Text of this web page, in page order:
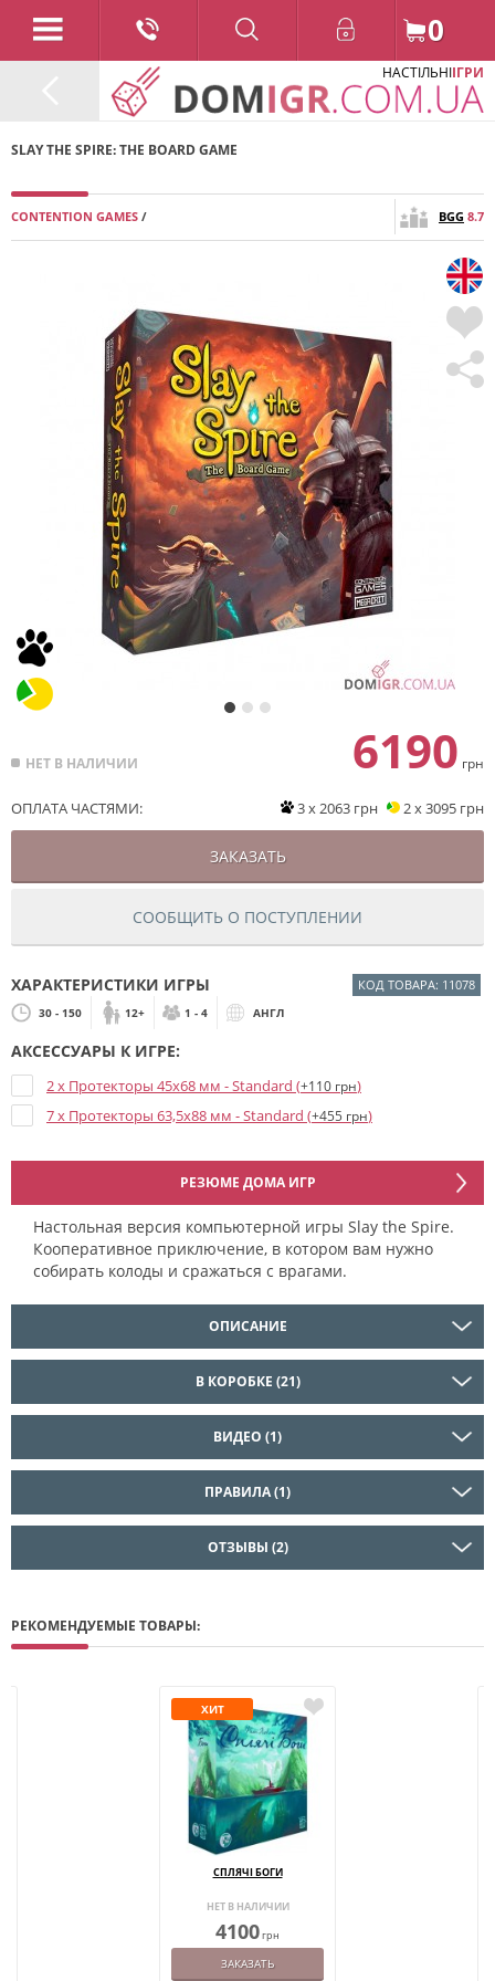
0
НАСТІЛЬНІІГРИ
SLAY THE SPIRE: THE BOARD GAME
CONTENTION GAMES /
2024
BGG 8.7
НЕТ В НАЛИЧИИ 6190 грн
ОПЛАТА ЧАСТЯМИ: 3 x 2063 грн 2 x 3095 грн
ЗАКАЗАТЬ
СООБЩИТЬ О ПОСТУПЛЕНИИ
ХАРАКТЕРИСТИКИ ИГРЫ КОД ТОВАРА: 11078
30 - 150 12+ 1 - 4 АНГЛ
АКСЕССУАРЫ К ИГРЕ:
2 x Протекторы 45x68 мм - Standard (+110 грн)
7 x Протекторы 63,5x88 мм - Standard (+455 грн)
РЕЗЮМЕ ДОМА ИГР
Настольная версия компьютерной игры Slay the Spire.
Кооперативное приключение, в котором вам нужно
собирать колоды и сражаться с врагами.
ОПИСАНИЕ
В КОРОБКЕ (21)
ВИДЕО (1)
ПРАВИЛА (1)
ОТЗЫВЫ (2)
РЕКОМЕНДУЕМЫЕ ТОВАРЫ:
ХИТ
СПЛЯЧІ БОГИ
НЕТ В НАЛИЧИИ
4100грн
ЗАКАЗАТЬ